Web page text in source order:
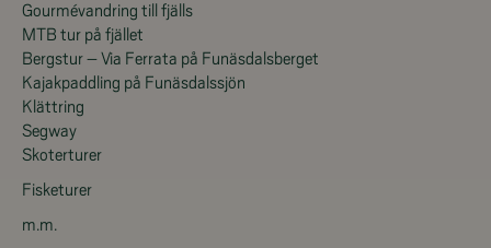
Gourmévandring till fjälls
MTB tur på fjället
Bergstur – Via Ferrata på Funäsdalsberget
Kajakpaddling på Funäsdalssjön
Klättring
Segway
Skoterturer
Fisketurer
m.m.